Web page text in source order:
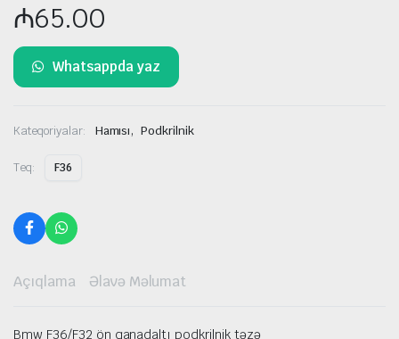
₼65.00
Whatsappda yaz
Kateqoriyalar: Hamısı, Podkrilnik
Teq: F36
Açıqlama Əlavə Məlumat
Bmw F36/F32 ön qanadaltı podkrilnik təzə